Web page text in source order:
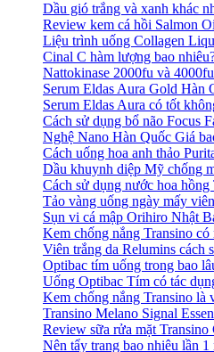
Dầu gió trắng và xanh khác
Review kem cá hồi Salmon
Liệu trình uống Collagen
Cinal C hàm lượng bao
Nattokinase 2000fu và
Serum Eldas Aura Gold Hàn
Serum Eldas Aura có tốt
Cách sử dụng bổ não Focus
Nghệ Nano Hàn Quốc Giá
Cách uống hoa anh thảo
Dầu khuynh diệp Mỹ chống
Cách sử dụng nước hoa hồng
Tảo vàng uống ngày mấy
Sụn vi cá mập Orihiro Nhật
Kem chống nắng Transino có
Viên trắng da Relumins cách
Optibac tím uống trong bao
Uống Optibac Tím có tác
Kem chống nắng Transino là
Transino Melano Signal
Review sữa rửa mặt Transino
Nên tẩy trang bao nhiêu lần 1